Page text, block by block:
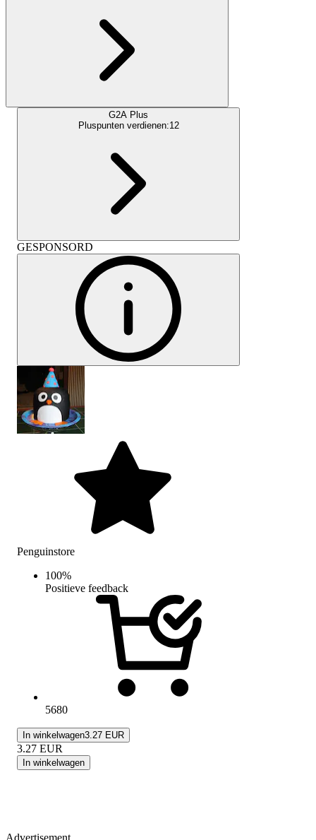
G2A Plus
Pluspunten verdienen:12
GESPONSORD
Penguinstore
100%
Positieve feedback
5680
In winkelwagen3.27 EUR
3.27 EUR
In winkelwagen
Advertisement